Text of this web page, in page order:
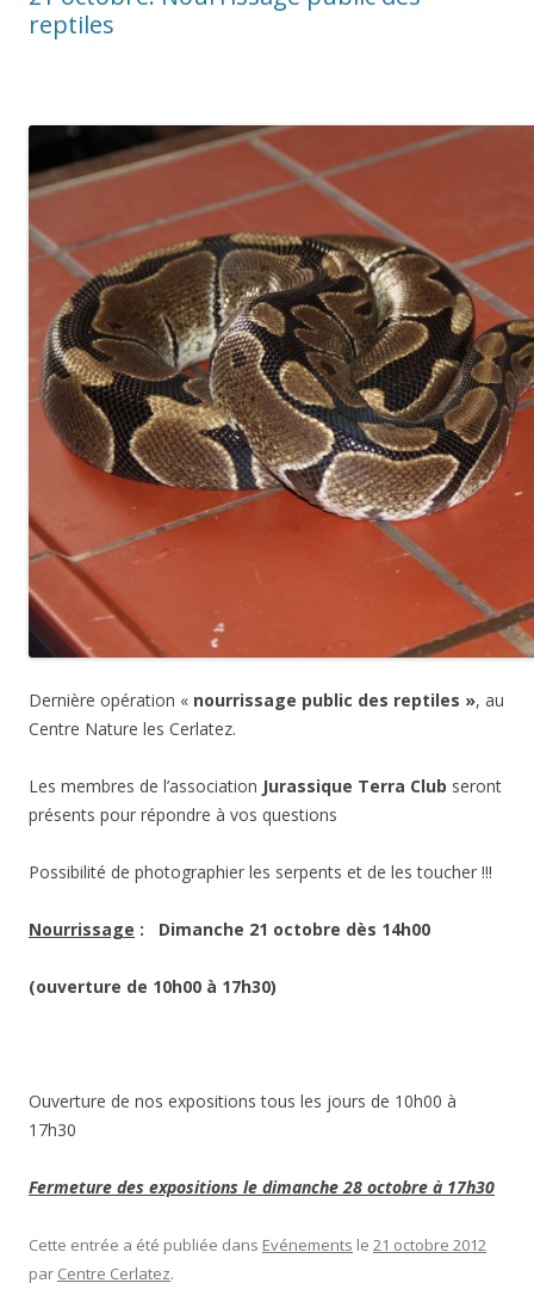
reptiles
Dernière opération « nourrissage public des reptiles », au
Centre Nature les Cerlatez.
Les membres de l’association Jurassique Terra Club seront
présents pour répondre à vos questions
Possibilité de photographier les serpents et de les toucher !!!
Nourrissage : Dimanche 21 octobre dès 14h00
(ouverture de 10h00 à 17h30)
Ouverture de nos expositions tous les jours de 10h00 à
17h30
Fermeture des expositions le dimanche 28 octobre à 17h30
Cette entrée a été publiée dans Evénements le 21 octobre 2012
par Centre Cerlatez.